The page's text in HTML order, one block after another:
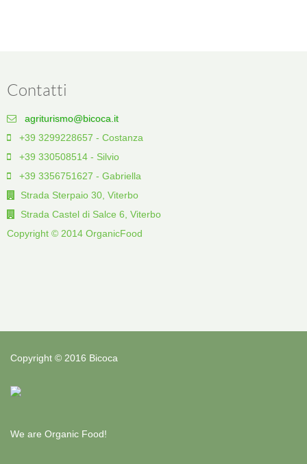
Contatti
agriturismo@bicoca.it
+39 3299228657 - Costanza
+39 330508514 - Silvio
+39 3356751627 - Gabriella
Strada Sterpaio 30, Viterbo
Strada Castel di Salce 6, Viterbo
Copyright © 2014 OrganicFood
Copyright © 2016 Bicoca
We are Organic Food!